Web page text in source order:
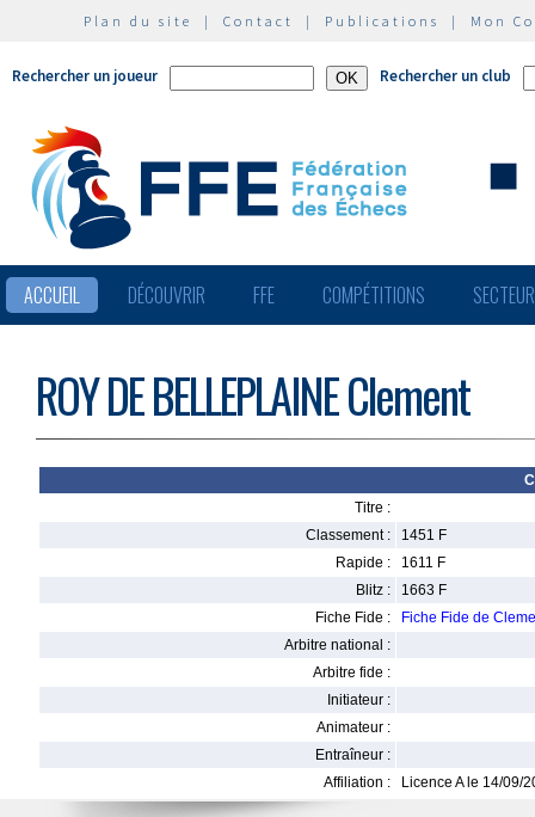
Plan du site | Contact | Publications | Mon
Rechercher un joueur Rechercher un club
ACCUEIL DÉCOUVRIR FFE COMPÉTITIONS
ROY DE BELLEPLAINE Clement
Titre :
Classement :
1451 F
Rapide :
1611 F
Blitz :
1663 F
Fiche Fide :
Fiche Fide de
Arbitre national :
Arbitre fide :
Initiateur :
Animateur :
Entraîneur :
Affiliation :
Licence A le 14/09/